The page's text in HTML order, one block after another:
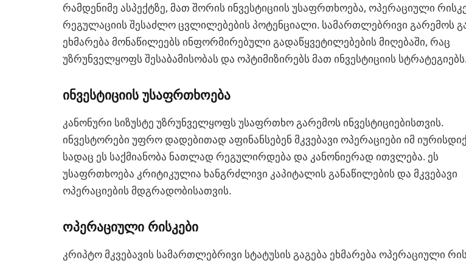
რამდენიმე ასპექტზე, მათ შორის ინვესტიციის უსაფრთხოება, ოპერაციული
რეგულაციის შესაძლო ცვლილებების პოტენციალი. სამართლებრივი გარემოს
ეხმარება მონაწილეებს ინფორმირებული გადაწყვეტილებების მიღებაში, რაც
უზრუნველყოფს შესაბამისობას და ოპტიმიზირებს მათ ინვესტიციის
ინვესტიციის უსაფრთხოება
კანონური სიზუსტე უზრუნველყოფს უსაფრთხო გარემოს ინვესტიციებისთვის.
ინვესტორები უფრო დადებითად აფინანსებენ მკვებავი ოპერაციები იმ
სადაც ეს საქმიანობა ნათლად რეგულირდება და კანონიერად ითვლება. ეს
უსაფრთხოება კრიტიკულია ხანგრძლივი კაპიტალის განაწილების და მკვებავი
ოპერაციების მდგრადობისათვის.
ოპერაციული რისკები
კრიპტო მკვებავის სამართლებრივი სტატუსის გაგება ეხმარება ოპერაციული